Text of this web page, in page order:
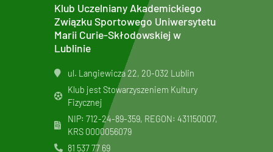
Klub Uczelniany Akademickiego
Związku Sportowego Uniwersytetu
Marii Curie-Skłodowskiej w
Lublinie
ul. Langiewicza 22, 20-032 Lublin
Klub jest Stowarzyszeniem Kultury
Fizycznej
NIP: 712-24-89-359, REGON: 431150007,
KRS 0000056079
81 537 77 69